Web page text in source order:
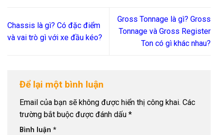
Chassis là gì? Có đặc điểm
và vai trò gì với xe đầu kéo?
Gross Tonnage là gì? Gross
Tonnage và Gross Register
Ton có gì khác nhau?
Để lại một bình luận
Email của bạn sẽ không được hiển thị công khai. Các
trường bắt buộc được đánh dấu *
Bình luận *